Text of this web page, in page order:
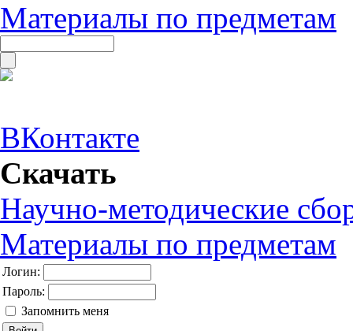
Материалы по предметам
ВКонтакте
Скачать
Научно-методические
Материалы по предметам
Логин:
Пароль:
Запомнить меня